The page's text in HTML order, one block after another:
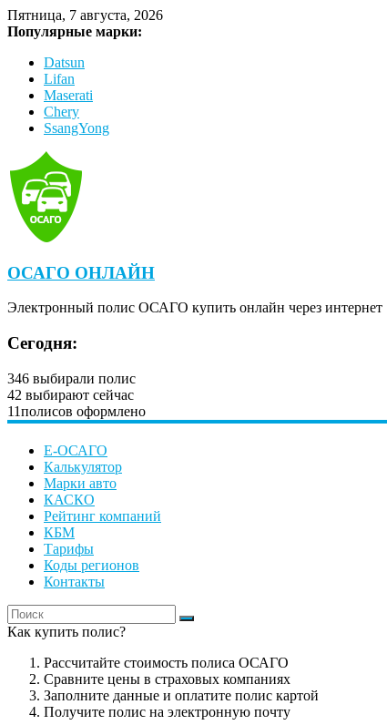
Пятница, 7 августа, 2026
Популярные марки:
Datsun
Lifan
Maserati
Chery
SsangYong
ОСАГО ОНЛАЙН
Электронный полис ОСАГО купить онлайн через интернет
Сегодня:
346 выбирали полис
42 выбирают сейчас
11полисов оформлено
Е-ОСАГО
Калькулятор
Марки авто
КАСКО
Рейтинг компаний
КБМ
Тарифы
Коды регионов
Контакты
Как купить полис?
Рассчитайте стоимость полиса ОСАГО
Сравните цены в страховых компаниях
Заполните данные и оплатите полис картой
Получите полис на электронную почту